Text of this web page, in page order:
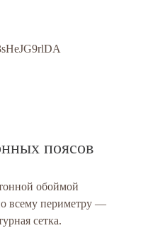
поясов
обоймой
всему периметру —
сетка.